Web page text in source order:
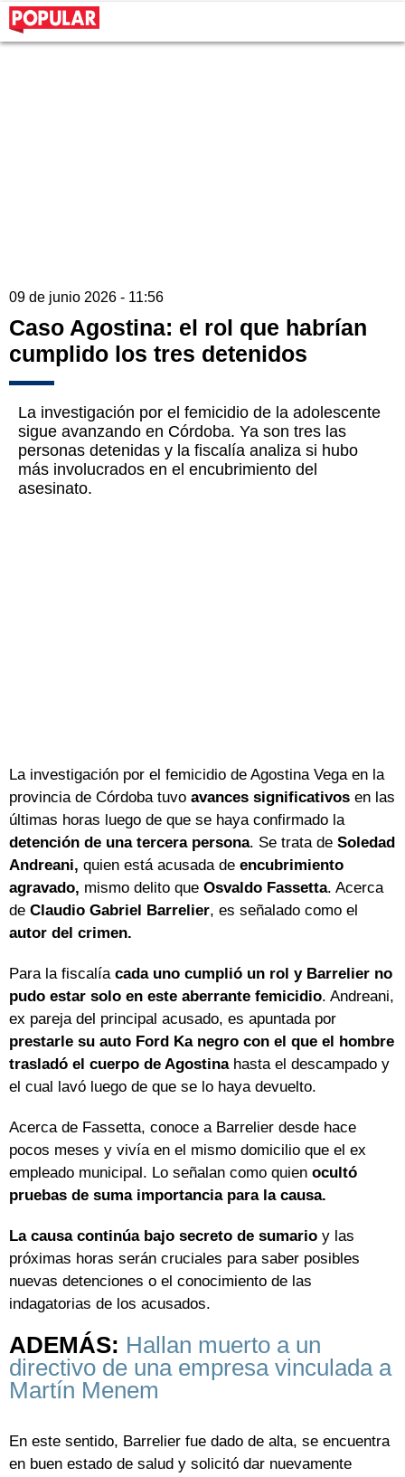
09 de junio 2026 - 11:56
Caso Agostina: el rol que habrían
cumplido los tres detenidos
La investigación por el femicidio de la adolescente
sigue avanzando en Córdoba. Ya son tres las
personas detenidas y la fiscalía analiza si hubo
más involucrados en el encubrimiento del
asesinato.
La investigación por el femicidio de Agostina Vega en la
provincia de Córdoba tuvo avances significativos en las
últimas horas luego de que se haya confirmado la
detención de una tercera persona. Se trata de Soledad
Andreani, quien está acusada de encubrimiento
agravado, mismo delito que Osvaldo Fassetta. Acerca
de Claudio Gabriel Barrelier, es señalado como el
autor del crimen.
Para la fiscalíacada uno cumplió un rol y Barrelier no
pudo estar solo en este aberrante femicidio. Andreani,
ex pareja del principal acusado, es apuntada por
prestarle su auto Ford Ka negro con el que el hombre
trasladó el cuerpo de Agostinahasta el descampado y
el cual lavó luego de que se lo haya devuelto.
Acerca de Fassetta, conoce a Barrelier desde hace
pocos meses y vivía en el mismo domicilio que el ex
empleado municipal. Lo señalan como quien ocultó
pruebas de suma importancia para la causa.
La causa continúa bajo secreto de sumario y las
próximas horas serán cruciales para saber posibles
nuevas detenciones o el conocimiento de las
indagatorias de los acusados.
ADEMÁS: Hallan muerto a un
directivo de una empresa vinculada a
Martín Menem
En este sentido, Barrelier fue dado de alta, se encuentra
en buen estado de salud y solicitó dar nuevamente